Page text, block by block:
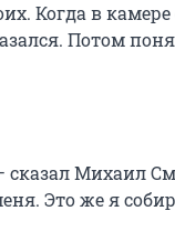
Когда в
Потом
сказал Михаил
Это же я